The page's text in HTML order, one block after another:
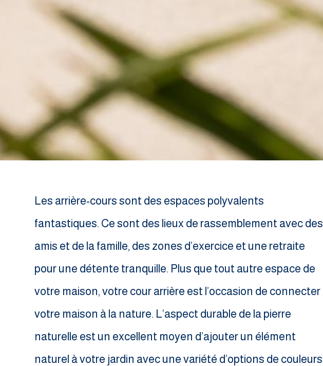
Les arrière-cours sont des espaces polyvalents
fantastiques. Ce sont des lieux de rassemblement avec des
amis et de la famille, des zones d’exercice et une retraite
pour une détente tranquille. Plus que tout autre espace de
votre maison, votre cour arrière est l’occasion de connecter
votre maison à la nature. L’aspect durable de la pierre
naturelle est un excellent moyen d’ajouter un élément
naturel à votre jardin avec une variété d’options de couleurs